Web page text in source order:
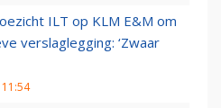
ILT op KLM E&M om
verslaglegging: ‘Zwaar